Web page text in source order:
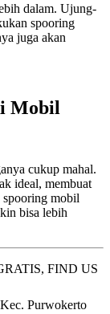
dalam. Ujung-
spooring
juga akan
Mobil
cukup mahal.
ideal, membuat
spooring mobil
bisa lebih
FIND US
Purwokerto